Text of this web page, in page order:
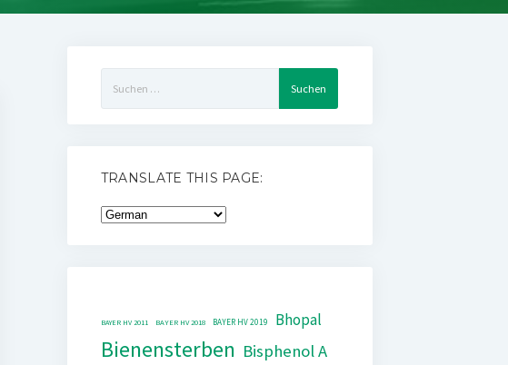
nach:
TRANSLATE THIS PAGE:
BAYER HV 2011 BAYER HV 2018 BAYER HV 2019 Bhopal
Bienensterben Bisphenol A